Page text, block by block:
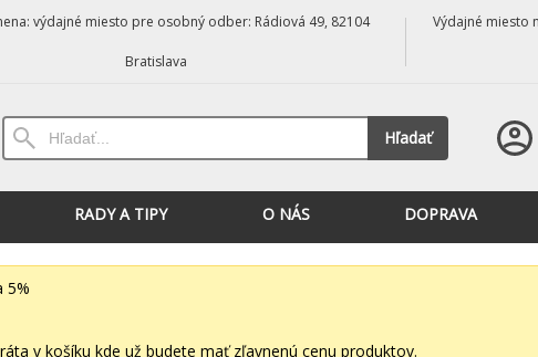
výdajné miesto pre osobný odber: Rádiová 49, 82104
Bratislava
Výdajné miesto
Hľadať
RADY A TIPY O NÁS DOPRAVA
5%
v košíku kde už budete mať zľavnenú cenu produktov.